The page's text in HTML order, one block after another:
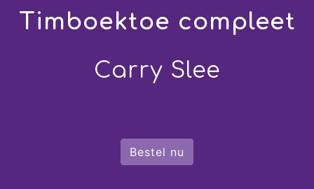
Timboektoe compleet
Carry Slee
Bestel nu